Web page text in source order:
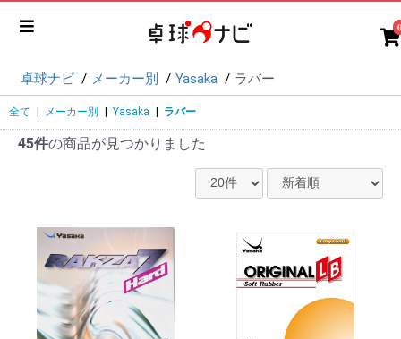
0
卓球ナビ メーカー別 Yasaka ラバー
全て メーカー別 Yasaka ラバー
45件の商品が見つかりました